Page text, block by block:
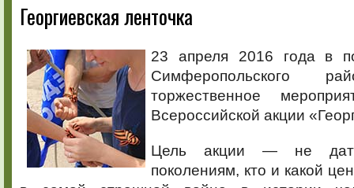
Георгиевская ленточка
23 апреля 2016 года в
Симферопольского
торжественное
Всероссийской акции
Цель акции — не
поколениям, кто и какой